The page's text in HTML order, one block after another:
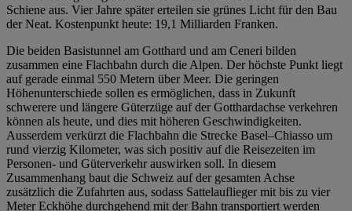
Schiene aus. Vier Jahre später erteilen sie grünes Licht für den Bau
der Neat. Kostenpunkt heute: 19,1 Milliarden Franken.
Die beiden Basistunnel am Gotthard und am Ceneri bilden
zusammen eine Flachbahn durch die Alpen. Der höchste Punkt liegt
auf gerade einmal 550 Metern über Meer. Die geringen
Höhenunterschiede sollen es ermöglichen, dass in Zukunft
schwerere und längere Güterzüge auf der Gotthardachse verkehren
können als heute, und dies mit höheren Geschwindigkeiten.
Ausserdem verkürzt die Flachbahn die Strecke Basel–Chiasso um
rund vierzig Kilometer, was sich positiv auf die Reisezeiten im
Personen- und Güterverkehr auswirken soll. In diesem
Zusammenhang baut die Schweiz auf der gesamten Achse
zusätzlich die Zufahrten aus, sodass Sattelaufliegermit bis zu vier
MeterEckhöhe durchgehend mit der Bahn transportiert werden